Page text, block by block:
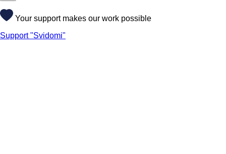
Your support makes our work possible
Support "Svidomi"